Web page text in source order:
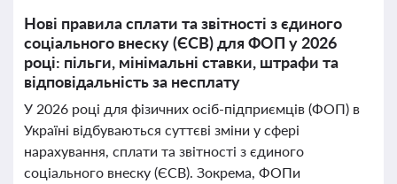
Нові правила сплати та звітності з єдиного
соціального внеску (ЄСВ) для ФОП у 2026
році: пільги, мінімальні ставки, штрафи та
відповідальність за несплату
У 2026 році для фізичних осіб-підприємців (ФОП) в
Україні відбуваються суттєві зміни у сфері
нарахування, сплати та звітності з єдиного
соціального внеску (ЄСВ). Зокрема, ФОПи